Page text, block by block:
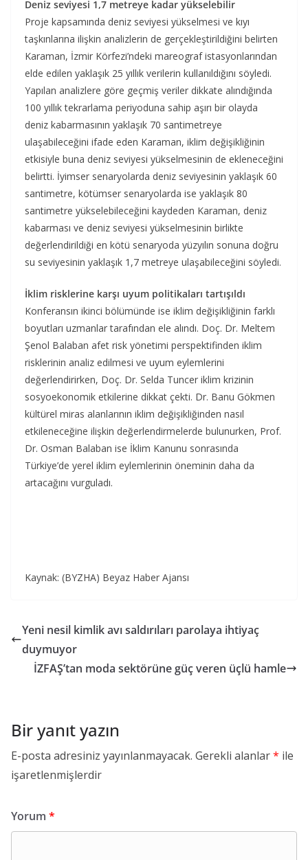
Deniz seviyesi 1,7 metreye kadar yükselebilir
Proje kapsamında deniz seviyesi yükselmesi ve kıyı
taşkınlarına ilişkin analizlerin de gerçekleştirildiğini belirten
Karaman, İzmir Körfezi’ndeki mareograf istasyonlarından
elde edilen yaklaşık 25 yıllık verilerin kullanıldığını söyledi.
Yapılan analizlere göre geçmiş veriler dikkate alındığında
100 yıllık tekrarlama periyoduna sahip aşırı bir olayda
deniz kabarmasının yaklaşık 70 santimetreye
ulaşabileceğini ifade eden Karaman, iklim değişikliğinin
etkisiyle buna deniz seviyesi yükselmesinin de ekleneceğini
belirtti. İyimser senaryolarda deniz seviyesinin yaklaşık 60
santimetre, kötümser senaryolarda ise yaklaşık 80
santimetre yükselebileceğini kaydeden Karaman, deniz
kabarması ve deniz seviyesi yükselmesinin birlikte
değerlendirildiği en kötü senaryoda yüzyılın sonuna doğru
su seviyesinin yaklaşık 1,7 metreye ulaşabileceğini söyledi.
İklim risklerine karşı uyum politikaları tartışıldı
Konferansın ikinci bölümünde ise iklim değişikliğinin farklı
boyutları uzmanlar tarafından ele alındı. Doç. Dr. Meltem
Şenol Balaban afet risk yönetimi perspektifinden iklim
risklerinin analiz edilmesi ve uyum eylemlerini
değerlendirirken, Doç. Dr. Selda Tuncer iklim krizinin
sosyoekonomik etkilerine dikkat çekti. Dr. Banu Gökmen
kültürel miras alanlarının iklim değişikliğinden nasıl
etkileneceğine ilişkin değerlendirmelerde bulunurken, Prof.
Dr. Osman Balaban ise İklim Kanunu sonrasında
Türkiye’de yerel iklim eylemlerinin öneminin daha da
artacağını vurguladı.
Kaynak: (BYZHA) Beyaz Haber Ajansı
Yeni nesil kimlik avı saldırıları parolaya ihtiyaç
duymuyor
İZFAŞ’tan moda sektörüne güç veren üçlü hamle
Bir yanıt yazın
E-posta adresiniz yayınlanmayacak. Gerekli alanlar* ile
işaretlenmişlerdir
Yorum *